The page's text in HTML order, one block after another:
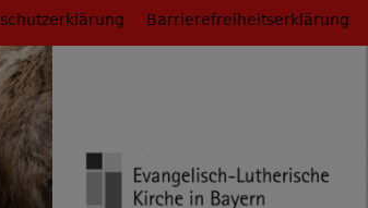
Barrierefreiheitserklärung